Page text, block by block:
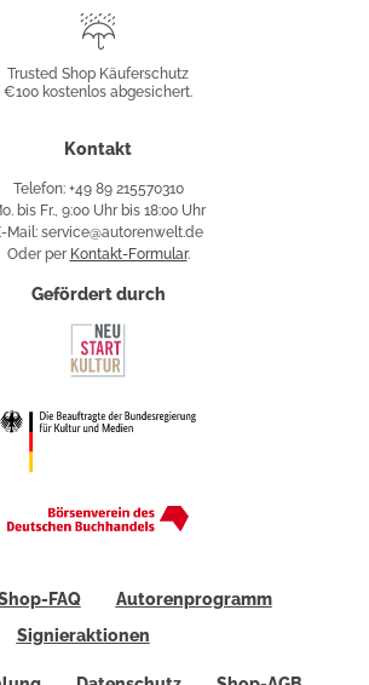
Käuferschutz
Trusted Shop Käuferschutz
€100 kostenlos abgesichert.
Kontakt
Telefon: +49 89 215570310
bis Fr., 9:00 Uhr bis 18:00 Uhr
Mail: service@autorenwelt.de
Oder per Kontakt-Formular.
Gefördert durch
FAQ
Autorenprogramm
Signieraktionen